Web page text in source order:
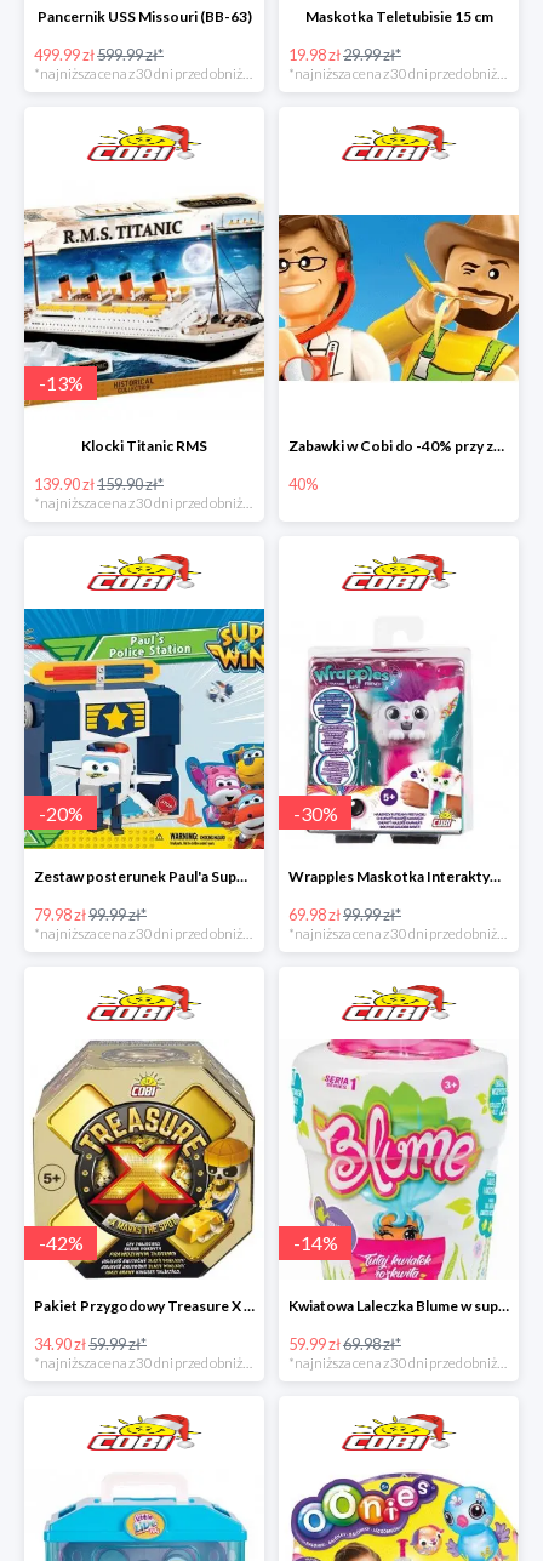
Pancernik USS Missouri (BB-63)
499.99 zł599.99 zł*
Maskotka Teletubisie 15 cm
19.98 zł29.99 zł*
-13%
Klocki Titanic RMS
139.90 zł159.90 zł*
*najniższa cena z 30 dni przed obniżką
Zabawki w Cobi do -40% przy zakupie drugiego produktu
40%
-20%
Zestaw posterunek Paul'a Super Wings w super cenie
79.98 zł99.99 zł*
-30%
Wrapples Maskotka Interaktywna w super cenie
69.98 zł99.99 zł*
-42%
Pakiet Przygodowy Treasure X w super cenie
34.90 zł59.99 zł*
-14%
Kwiatowa Laleczka Blume w super cenie
59.99 zł69.98 zł*